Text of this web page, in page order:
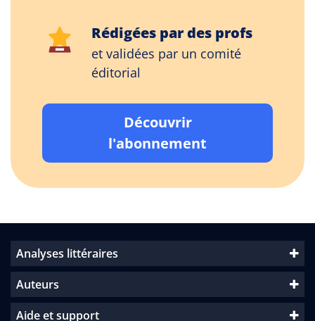
Rédigées par des profs
et validées par un comité
éditorial
Découvrir
l'abonnement
Analyses littéraires
Auteurs
Aide et support